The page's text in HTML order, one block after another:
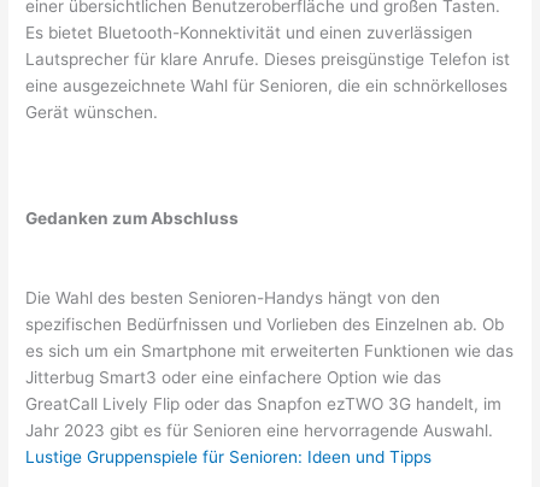
einer übersichtlichen Benutzeroberfläche und großen Tasten.
Es bietet Bluetooth-Konnektivität und einen zuverlässigen
Lautsprecher für klare Anrufe. Dieses preisgünstige Telefon ist
eine ausgezeichnete Wahl für Senioren, die ein schnörkelloses
Gerät wünschen.
Gedanken zum Abschluss
Die Wahl des besten Senioren-Handys hängt von den
spezifischen Bedürfnissen und Vorlieben des Einzelnen ab. Ob
es sich um ein Smartphone mit erweiterten Funktionen wie das
Jitterbug Smart3 oder eine einfachere Option wie das
GreatCall Lively Flip oder das Snapfon ezTWO 3G handelt, im
Jahr 2023 gibt es für Senioren eine hervorragende Auswahl.
Lustige Gruppenspiele für Senioren: Ideen und Tipps